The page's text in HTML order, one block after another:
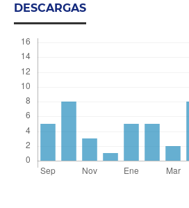
DESCARGAS